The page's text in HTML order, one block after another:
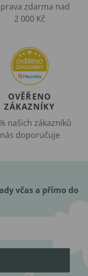
zdarma nad
2 000 Kč
OVĚŘENO
ZÁKAZNÍKY
našich zákazníků
nás doporučuje
včas a přímo do